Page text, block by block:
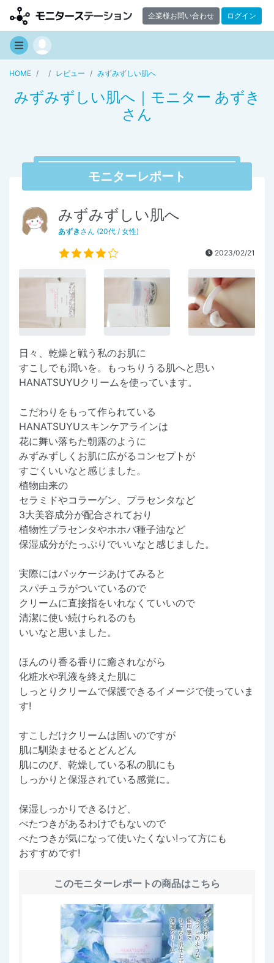
企業様お問い合わせ ログイン
HOME レビュー みずみずしい肌へ
みずみずしい肌へ｜モニター あずき
さん
モニターレポート
みずみずしい肌へ
あずき さん (20代 / 女性)
2023/02/21
日々、乾燥と戦う私のお肌に
すこしでも潤いを。もっちりうる肌へと思い
HANATSUYUクリームを使っています。
こだわりをもって作られている
HANATSUYUスキンケアラインは
花に舞い落ちた朝露のように
みずみずしくお肌に広がるコンセプトが
すごくいいなと感じました。
植物由来の
セラミドやコラーゲン、プラセンタなど
3大美容成分が配合されており
植物性プラセンタやホホバ種子油など
保湿成分がたっぷりでいいなと感じました。
実際にはパッケージあけてみると
スパチュラがついているので
クリームに直接指をいれなくていいので
清潔に使い続けられるのも
いいなと思いました。
ほんのり香る香りに癒されながら
化粧水や乳液を終えた肌に
しっとりクリームで保護できるイメージで使っていま
す!
すこしだけクリームは固いのですが
肌に馴染ませるとどんどん
肌にのび、乾燥している私の肌にも
しっかりと保湿されている感覚に。
保湿しっかりできるけど、
べたつきがあるわけでもないので
べたつきが気になって使いたくない!って方にも
おすすめです!
このモニターレポートの商品はこちら